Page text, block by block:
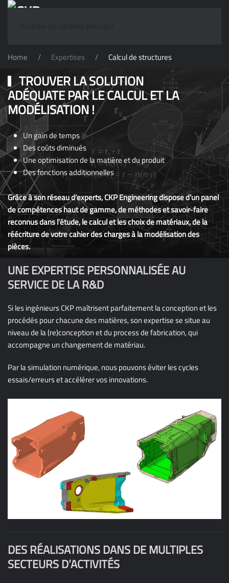
Home Expertises Calcul de structures
TROUVER LA SOLUTION
ADÉQUATE PAR LE CALCUL ET LA
MODÉLISATION !
Un gain de temps
Des coûts diminués
Une optimisation de la matière et du produit
Des fonctions additionnelles
Grâce à son réseau d’experts, CKP Engineering dispose d’un panel
de compétences haut de gamme, de méthodes et savoir-faire
reconnus dans l’étude, le calcul et les choix de matériaux, de la
réécriture de votre cahier des charges à la modélisation des
pièces.
UNE EXPERTISE PERSONNALISÉE AU
SERVICE DE LA R&D
Si les ingénieurs CKP maîtrisent parfaitement la conception et les
procédés pour chacune des matières, son expertise se situe au
niveau de la (re)conception et du process de fabrication, qui
accompagne un changement de matériau.
Par la simulation numérique, nous pouvons éviter les cycles
essais/erreurs et accélérer vos innovations.
DES RÉALISATIONS DANS DE MULTIPLES
SECTEURS D’ACTIVITÉS